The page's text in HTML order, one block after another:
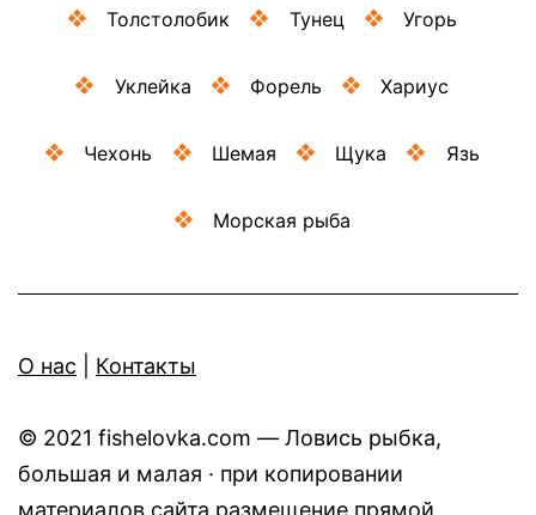
Толстолобик Тунец Угорь
Уклейка Форель Хариус
Чехонь Шемая Щука Язь
Морская рыба
O нас Контакты
© 2021 fishelovka.com — Ловись рыбка,
большая и малая · при копировании